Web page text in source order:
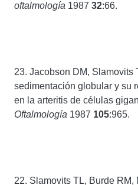
oftalmología 1987 32:66.
23. Jacobson DM, Slamovits
sedimentación globular y su
en la arteritis de células
Oftalmología 1987 105:965.
22. Slamovits TL, Burde RM,